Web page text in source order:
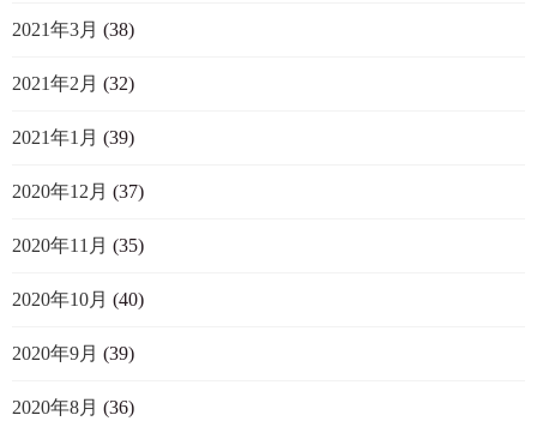
2021年3月 (38)
2021年2月 (32)
2021年1月 (39)
2020年12月 (37)
2020年11月 (35)
2020年10月 (40)
2020年9月 (39)
2020年8月 (36)